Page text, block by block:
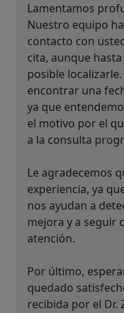
Lamentamos
Nuestro equipo
contacto con
cita, aunque
posible
encontrar una
ya que
el motivo por el
a la consulta
Le agradecemos
experiencia, ya
nos ayudan a
mejora y a seguir
atención.
Por último,
quedado
recibida por el Dr.